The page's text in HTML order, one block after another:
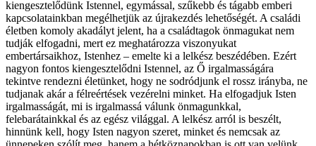
kiengesztelődünk Istennel, egymással, szűkebb és tágabb emberi
kapcsolatainkban megélhetjük az újrakezdés lehetőségét. A családi
életben komoly akadályt jelent, ha a családtagok önmagukat nem
tudják elfogadni, mert ez meghatározza viszonyukat
embertársaikhoz, Istenhez – emelte ki a lelkész beszédében. Ezért
nagyon fontos kiengesztelődni Istennel, az Ő irgalmasságára
tekintve rendezni életünket, hogy ne sodródjunk el rossz irányba, ne
tudjanak akár a félreértések vezérelni minket. Ha elfogadjuk Isten
irgalmasságát, mi is irgalmassá válunk önmagunkkal,
felebarátainkkal és az egész világgal. A lelkész arról is beszélt,
hinnünk kell, hogy Isten nagyon szeret, minket és nemcsak az